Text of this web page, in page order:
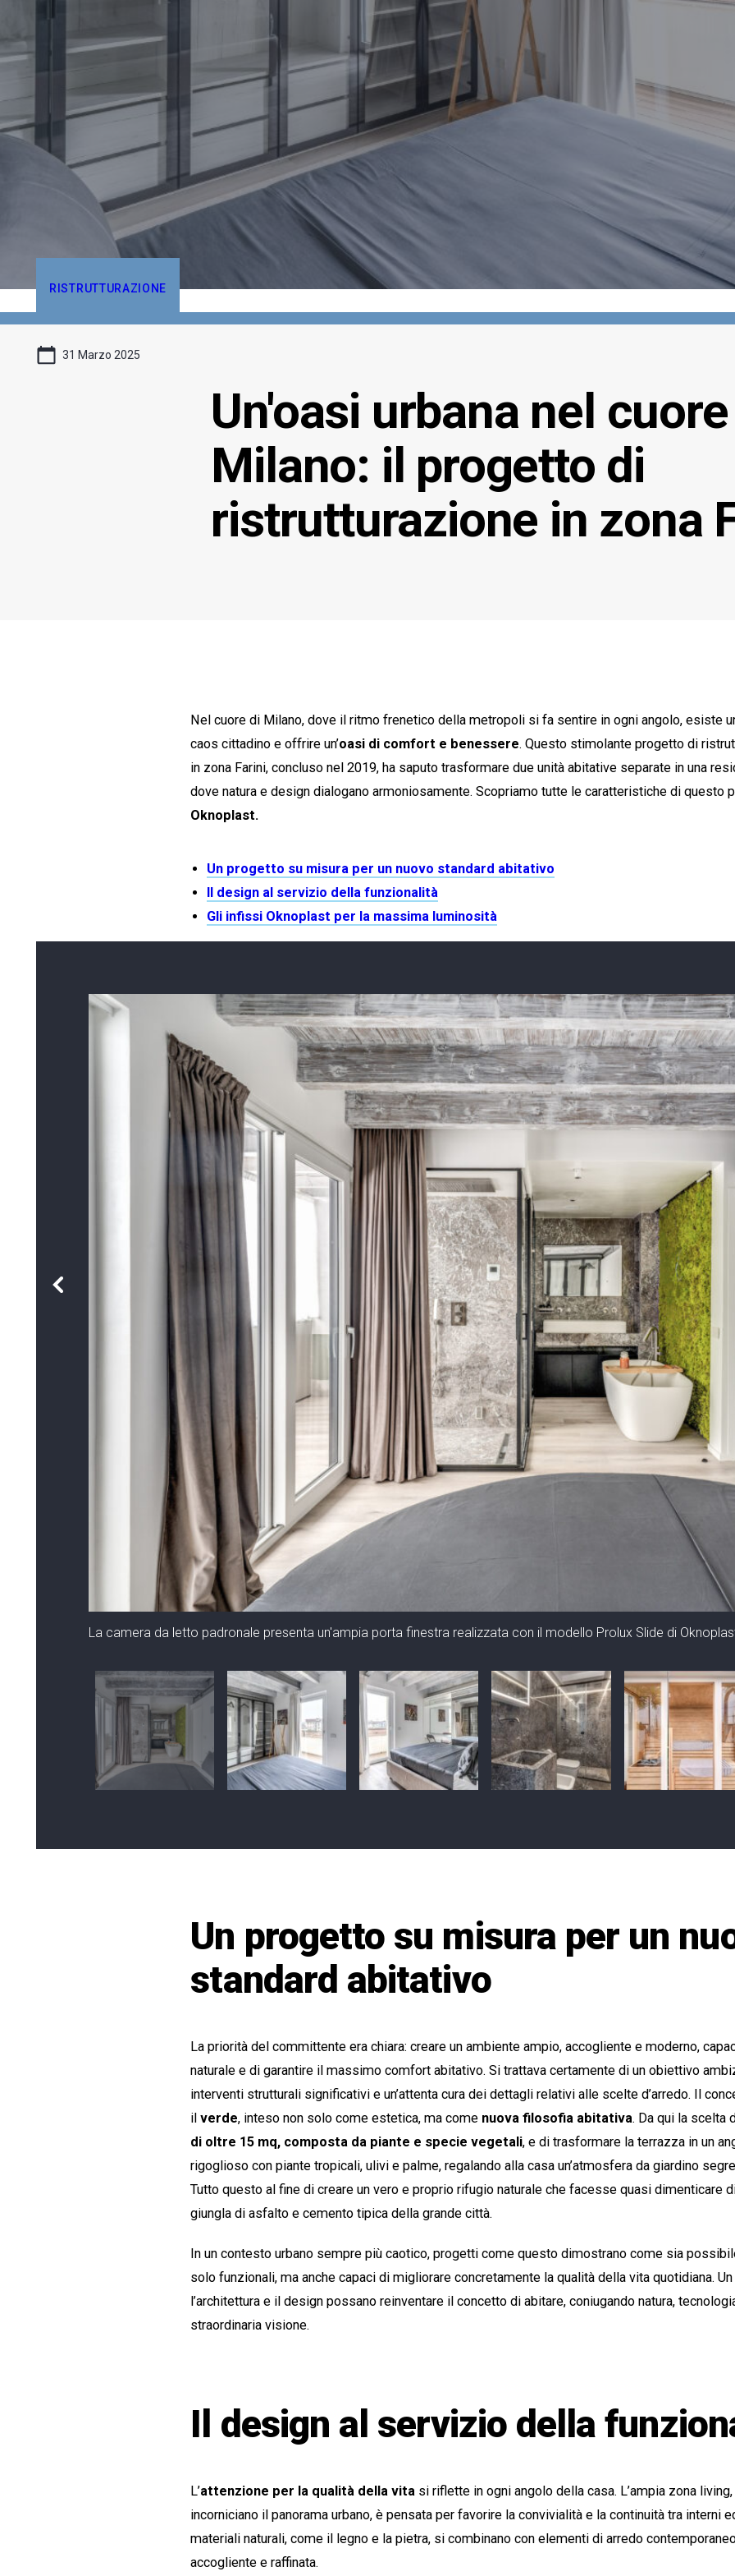
RISTRUTTURAZIONE
31 Marzo 2025
Un'oasi urbana nel
Milano: il progetto di
ristrutturazione in zona
Nel cuore di Milano, dove il ritmo frenetico della metropoli si fa sentire in ogni angolo, esiste
caos cittadino e offrire un’oasi di comfort e benessere. Questo stimolante progetto di
in zona Farini, concluso nel 2019, ha saputo trasformare due unità abitative separate in una
dove natura e design dialogano armoniosamente. Scopriamo tutte le caratteristiche di questo
Oknoplast.
Un progetto su misura per un nuovo standard abitativo
Il design al servizio della funzionalità
Gli infissi Oknoplast per la massima luminosità
La camera da letto padronale presenta un'ampia porta finestra realizzata con il modello Prolux Slide di
Un progetto su misura per un
standard abitativo
La priorità del committente era chiara: creare un ambiente ampio, accogliente e moderno,
naturale e di garantire il massimo comfort abitativo. Si trattava certamente di un obiettivo
interventi strutturali significativi e un’attenta cura dei dettagli relativi alle scelte d’arredo. Il
ilverde, inteso non solo come estetica, ma come nuova filosofia abitativa. Da qui la scelta
di oltre 15 mq, composta da piante e specie vegetali, e di trasformare la terrazza in un
rigoglioso con piante tropicali, ulivi e palme, regalando alla casa un’atmosfera da giardino
Tutto questo al fine di creare un vero e proprio rifugio naturale che facesse quasi dimenticare
giungla di asfalto e cemento tipica della grande città.
In un contesto urbano sempre più caotico, progetti come questo dimostrano come sia
solo funzionali, ma anche capaci di migliorare concretamente la qualità della vita quotidiana.
l’architettura e il design possano reinventare il concetto di abitare, coniugando natura,
straordinaria visione.
Il design al servizio della
L’attenzione per la qualità della vita si riflette in ogni angolo della casa. L’ampia zona
incorniciano il panorama urbano, è pensata per favorire la convivialità e la continuità tra interni
materiali naturali, come il legno e la pietra, si combinano con elementi di arredo
accogliente e raffinata.